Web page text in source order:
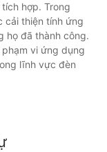
hợp. Trong
cải thiện tính ứng
họ đã thành công.
vi ứng dụng
lĩnh vực đèn